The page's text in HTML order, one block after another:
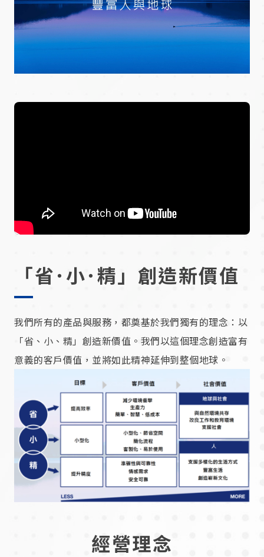
「省･小･精」創造新價值
我們所有的產品與服務，都奠基於我們獨有的理念：以
「省、小、精」創造新價值。我們以這個理念創造富有
意義的客戶價值，並將如此精神延伸到整個地球。
經營理念